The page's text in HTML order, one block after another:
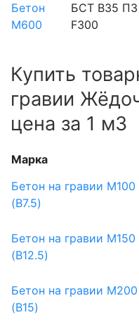
Бетон
М600
БСТ В35 П3
F300
Купить
гравии
цена за 1 м3
Марка
Бетон на гравии М100
(B7.5)
Бетон на гравии М150
(B12.5)
Бетон на гравии М200
(B15)